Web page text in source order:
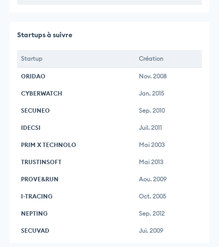
Startups à suivre
Startup Création
ORIDAO Nov. 2008
CYBERWATCH Jan. 2015
SECUNEO Sep. 2010
IDECSI Juil. 2011
PRIM X TECHNOLO Mai 2003
TRUSTINSOFT Mai 2013
PROVE&RUN Aou. 2009
I-TRACING Oct. 2005
NEPTING Sep. 2012
SECUVAD Jui. 2009